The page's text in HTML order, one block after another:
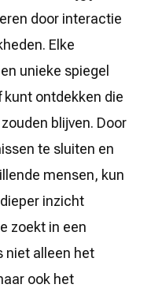
door interactie
Elke
unieke spiegel
ontdekken die
blijven. Door
te sluiten en
mensen, kun
inzicht
zoekt in een
niet alleen het
ook het